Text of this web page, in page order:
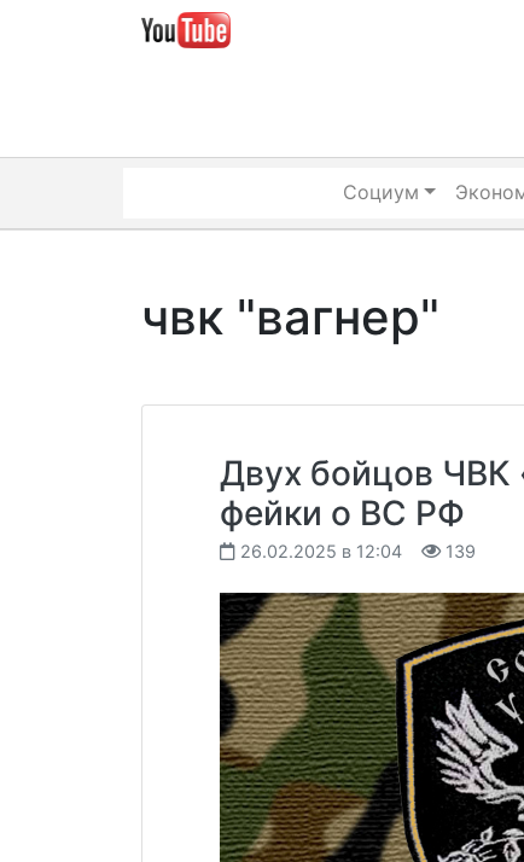
Социум
чвк "вагнер"
Двух бойцов ЧВК
фейки о ВС РФ
26.02.2025 в 12:04 139